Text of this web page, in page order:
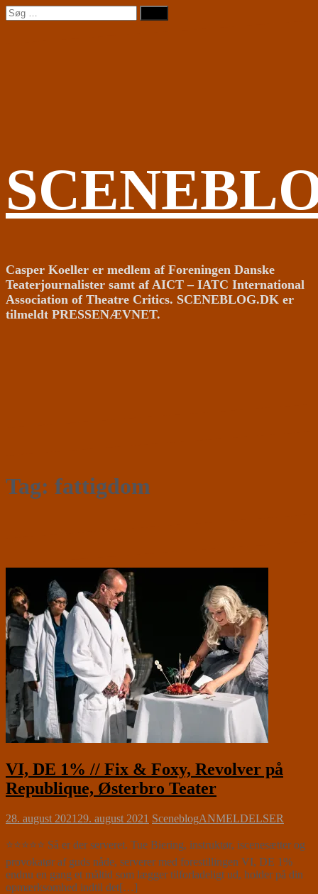
Videre
til
Søg
efter:
Casper Koeller er medlem af Foreningen Danske
Teaterjournalister samt af AICT – IATC International
Association of Theatre Critics. SCENEBLOG.DK er
tilmeldt PRESSENÆVNET.
Tag: fattigdom
VI, DE 1% // Fix & Foxy, Revolver på
Republique, Østerbro Teater
28. august 2021 29. august 2021 SceneblogANMELDELSER
⭐⭐⭐⭐⭐ Så er der serveret. Tue Biering, instruktør, iscenesætter og
provokatør af guds nåde, serverer med forestillingen VI, DE 1%
endnu en gang et måltid som lægger tilforladeligt ud, holder på din
opmærksomhed indtil det[…]